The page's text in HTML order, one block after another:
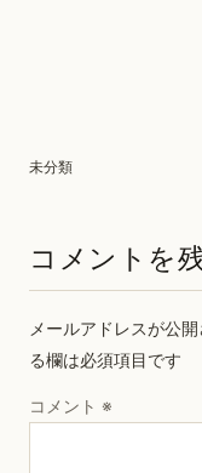
未分類
コメントを
メールアドレスが公
る欄は必須項目です
コメント ※